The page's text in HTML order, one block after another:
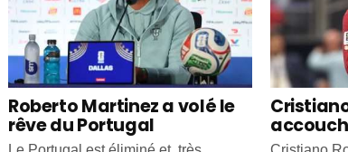
Roberto Martinez a volé le
rêve du Portugal